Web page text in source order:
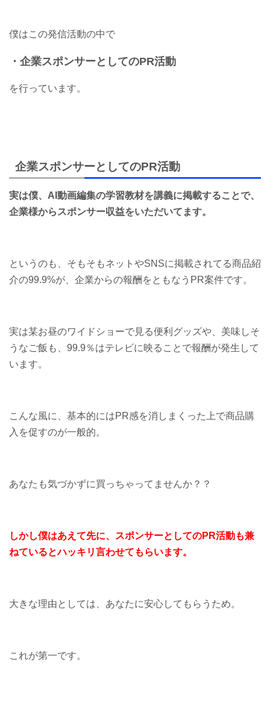
僕はこの発信活動の中で
・企業スポンサーとしてのPR活動
を行っています。
企業スポンサーとしてのPR活動
実は僕、AI動画編集の学習教材を講義に掲載することで、
企業様からスポンサー収益をいただいてます。
というのも、そもそもネットやSNSに掲載されてる商品紹
介の99.9%が、企業からの報酬をともなうPR案件です。
実は某お昼のワイドショーで見る便利グッズや、美味しそ
うなご飯も、99.9％はテレビに映ることで報酬が発生して
います。
こんな風に、基本的にはPR感を消しまくった上で商品購
入を促すのが一般的。
あなたも気づかずに買っちゃってませんか？？
しかし僕はあえて先に、スポンサーとしてのPR活動も兼
ねているとハッキリ言わせてもらいます。
大きな理由としては、あなたに安心してもらうため。
これが第一です。